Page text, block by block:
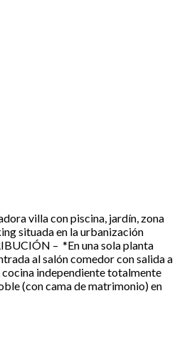
villa con piscina, jardín, zona
situada en la urbanización
– *En una sola planta
al salón comedor con salida a
independiente totalmente
(con cama de matrimonio) en